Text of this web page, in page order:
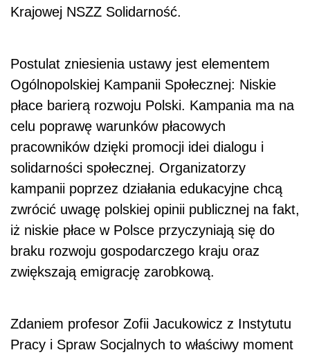
Krajowej NSZZ Solidarność.
Postulat zniesienia ustawy jest elementem
Ogólnopolskiej Kampanii Społecznej: Niskie
płace barierą rozwoju Polski. Kampania ma na
celu poprawę warunków płacowych
pracowników dzięki promocji idei dialogu i
solidarności społecznej. Organizatorzy
kampanii poprzez działania edukacyjne chcą
zwrócić uwagę polskiej opinii publicznej na fakt,
iż niskie płace w Polsce przyczyniają się do
braku rozwoju gospodarczego kraju oraz
zwiększają emigrację zarobkową.
Zdaniem profesor Zofii Jacukowicz z Instytutu
Pracy i Spraw Socjalnych to właściwy moment